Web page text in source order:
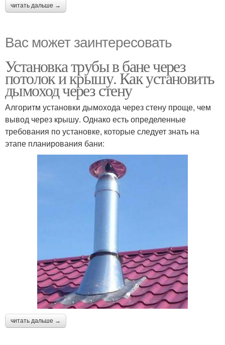
читать дальше →
Вас может заинтересовать
Установка трубы в бане через
потолок и крышу. Как установить
дымоход через стену
Алгоритм установки дымохода через стену проще, чем
вывод через крышу. Однако есть определенные
требования по установке, которые следует знать на
этапе планирования бани:
читать дальше →